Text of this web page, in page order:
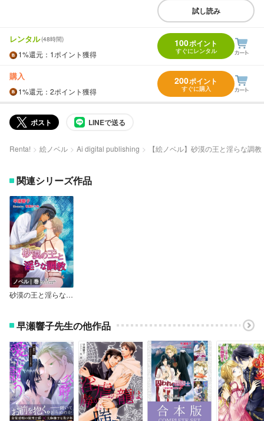
試し読み
レンタル(48時間)
1%還元 ：1ポイント獲得
100ポイント
すぐにレンタル
購入
1%還元 ：2ポイント獲得
200ポイント
すぐに購入
ポスト LINEで送る
Renta! 絵ノベル Ai digital publishing 【絵ノベル】砂漠の王と淫らな調教
関連シリーズ作品
ノベル｜巻
砂漠の王と淫らな調教【書下ろし】【イラスト入り】
早瀬響子先生の他作品